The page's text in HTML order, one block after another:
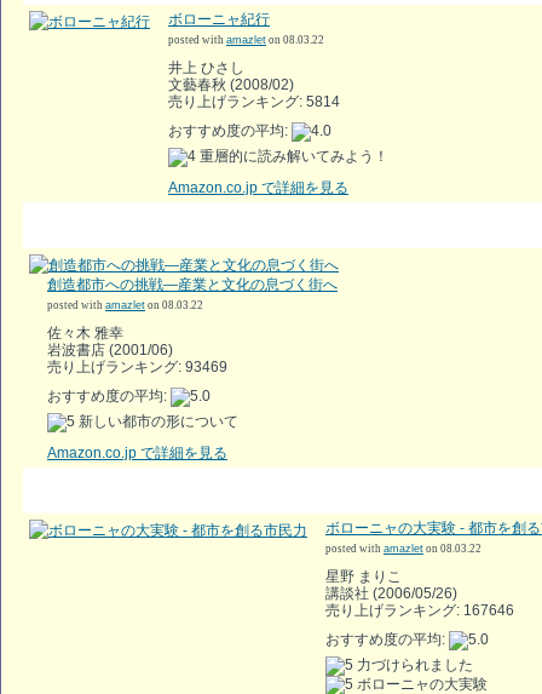
ボローニャ紀行
posted with amazlet on 08.03.22
井上 ひさし
文藝春秋 (2008/02)
売り上げランキング: 5814
おすすめ度の平均:
重層的に読み解いてみよう！
Amazon.co.jp で詳細を見る
創造都市への挑戦―産業と文化の息づく街へ
posted with amazlet on 08.03.22
佐々木 雅幸
岩波書店 (2001/06)
売り上げランキング: 93469
おすすめ度の平均:
新しい都市の形について
Amazon.co.jp で詳細を見る
ボローニャの大実験 - 都市を創
posted with amazlet on 08.03.22
星野 まりこ
講談社 (2006/05/26)
売り上げランキング: 167646
おすすめ度の平均:
力づけられました
ボローニャの大実験